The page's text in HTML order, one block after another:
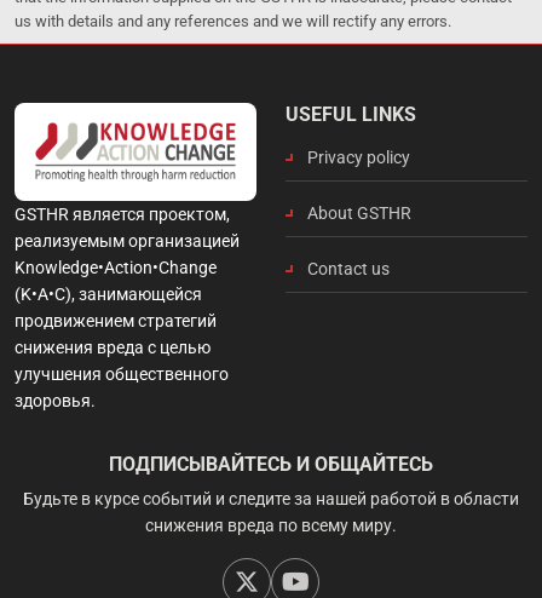
us with details and any references and we will rectify any errors.
GSTHR является проектом,
реализуемым организацией
Knowledge•Action•Change
(K•A•C), занимающейся
продвижением стратегий
снижения вреда с целью
улучшения общественного
здоровья.
USEFUL LINKS
Privacy policy
About GSTHR
Contact us
ПОДПИСЫВАЙТЕСЬ И ОБЩАЙТЕСЬ
Будьте в курсе событий и следите за нашей работой в области
снижения вреда по всему миру.